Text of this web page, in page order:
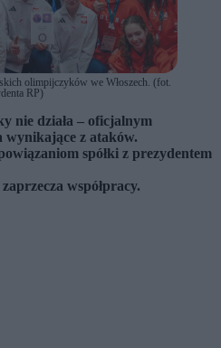
olimpijczyków we Włoszech. (fot.
RP)
nie działa – oficjalnym
wynikające z ataków.
spółki z prezydentem
współpracy.